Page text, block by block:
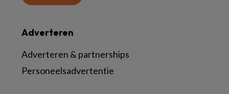
Adverteren
Adverteren & partnerships
Personeelsadvertentie